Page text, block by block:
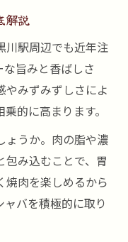
解説
川駅周辺でも近年注
旨みと香ばしさ
やみずみずしさによ
的に高まります。
ょうか。肉の脂や濃
包み込むことで、胃
焼肉を楽しめるから
バを積極的に取り